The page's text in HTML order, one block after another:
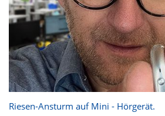
Riesen-Ansturm auf Mini - Hörgerät.